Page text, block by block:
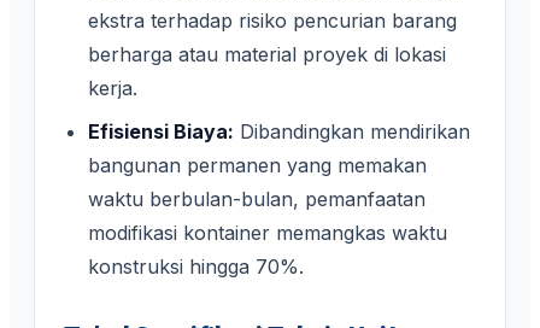
ekstra terhadap risiko pencurian barang
berharga atau material proyek di lokasi
kerja.
Efisiensi Biaya: Dibandingkan mendirikan
bangunan permanen yang memakan
waktu berbulan-bulan, pemanfaatan
modifikasi kontainer memangkas waktu
konstruksi hingga 70%.